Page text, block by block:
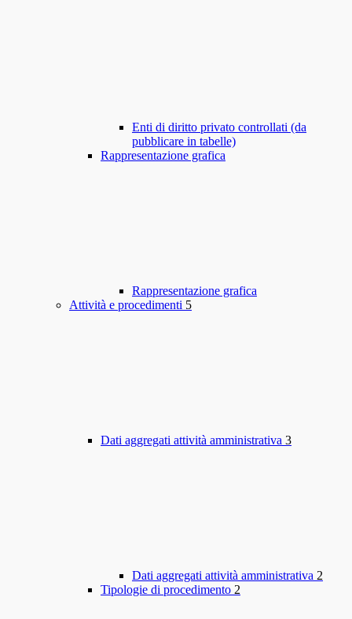
Enti di diritto privato controllati (da
pubblicare in tabelle)
Rappresentazione grafica
Rappresentazione grafica
Attività e procedimenti 5
Dati aggregati attività amministrativa 3
Dati aggregati attività amministrativa 2
Tipologie di procedimento 2